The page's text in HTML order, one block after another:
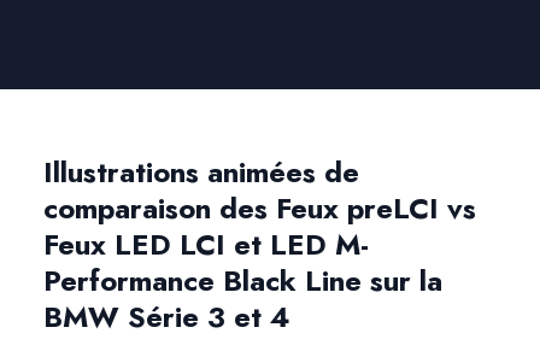
Illustrations animées de
comparaison des Feux preLCI vs
Feux LED LCI et LED M-
Performance Black Line sur la
BMW Série 3 et 4